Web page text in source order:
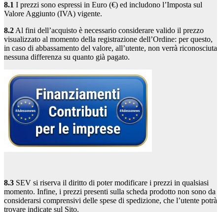
8.1 I prezzi sono espressi in Euro (€) ed includono l’Imposta sul
Valore Aggiunto (IVA) vigente.
8.2Al fini dell’acquisto è necessario considerare valido il prezzo
visualizzato al momento della registrazione dell’Ordine: per questo,
in caso di abbassamento del valore, all’utente, non verrà riconosciuta
nessuna differenza su quanto già pagato.
8.3 SEV si riserva il diritto di poter modificare i prezzi in qualsiasi
momento. Infine, i prezzi presenti sulla scheda prodotto non sono da
considerarsi comprensivi delle spese di spedizione, che l’utente potrà
trovare indicate sul Sito.